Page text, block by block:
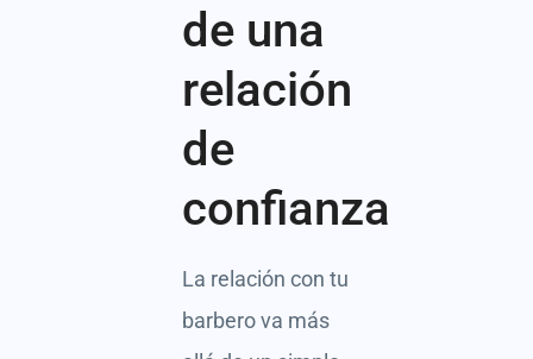
de una
relación
de
confianza
La relación con tu
barbero va más